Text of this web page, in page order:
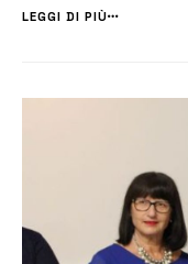
tenuta lo scorso venerdì,
LEGGI DI PIÙ